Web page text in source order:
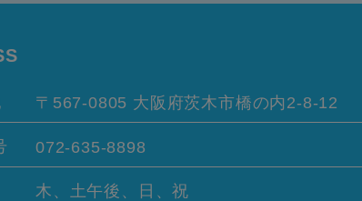
〒567-0805 大阪府茨木市橋の内 2-8-12
072-635-8898
木、土午後、日、祝